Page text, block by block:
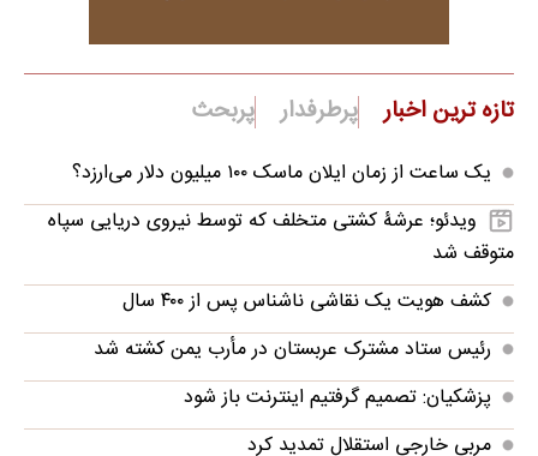
تازه ترین اخبار پرطرفدار پربحث
یک ساعت از زمان ایلان ماسک ۱۰۰ میلیون دلار می‌ارزد؟
ویدئو؛ عرشۀ کشتی متخلف که توسط نیروی دریایی سپاه
متوقف شد
کشف هویت یک نقاشی ناشناس پس از ۴۰۰ سال
رئیس ستاد مشترک عربستان در مأرب یمن کشته شد
پزشکیان: تصمیم گرفتیم اینترنت باز شود
مربی خارجی استقلال تمدید کرد